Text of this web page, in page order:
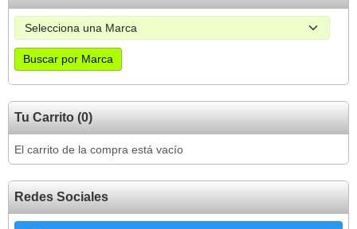
Tu Carrito (0)
El carrito de la compra está vacío
Redes Sociales